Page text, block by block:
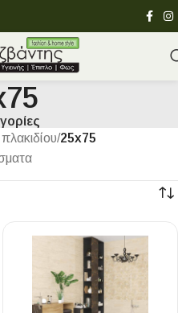
/25x75